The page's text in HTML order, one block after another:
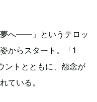
夢へ――」というテロッ
からスタート。「1
ントとともに、怨念が
ている。